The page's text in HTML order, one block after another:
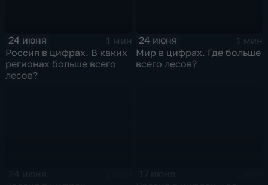
24 июня
1 мин
Россия в цифрах. В каких
регионах больше всего
лесов?
24 июня
1 мин
Мир в цифрах. Где больше
всего лесов?